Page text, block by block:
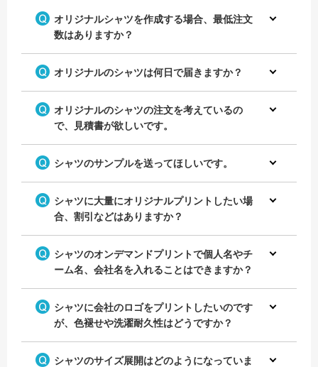
オリジナルシャツを作成する場合、最低注文
数はありますか？
オリジナルのシャツは何日で届きますか？
オリジナルのシャツの注文を考えているの
で、見積書が欲しいです。
シャツのサンプルを送ってほしいです。
シャツに大量にオリジナルプリントしたい場
合、割引などはありますか？
シャツのオンデマンドプリントで個人名やチ
ーム名、会社名を入れることはできますか？
シャツに会社のロゴをプリントしたいのです
が、色褪せや洗濯耐久性はどうですか？
シャツのサイズ展開はどのようになっていま